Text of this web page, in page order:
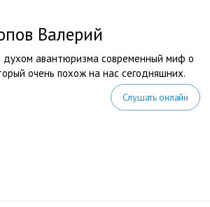
Валерий
духом авантюризма современный миф о
очень похож на нас сегодняшних.
Слушать онлайн